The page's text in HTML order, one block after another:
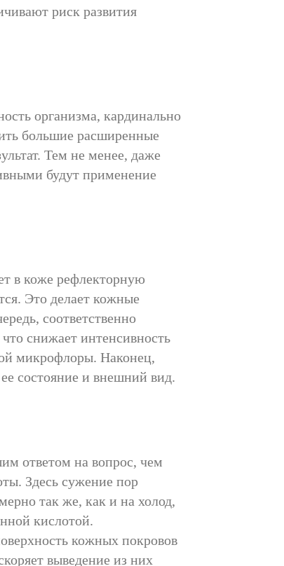
риск развития
организма, кардинально
большие расширенные
Тем не менее, даже
будут применение
в коже рефлекторную
Это делает кожные
соответственно
снижает интенсивность
микрофлоры. Наконец,
состояние и внешний вид.
ответом на вопрос, чем
Здесь сужение пор
так же, как и на холод,
кислотой.
кожных покровов
выведение из них